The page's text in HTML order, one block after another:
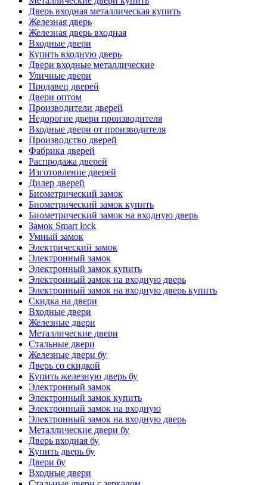
Дверь входная металлическая купить
Железная дверь
Железная дверь входная
Входные двери
Купить входную дверь
Двери входные металлические
Уличные двери
Продавец дверей
Двери оптом
Производители дверей
Недорогие двери производителя
Входные двери от производителя
Производство дверей
Фабрика дверей
Распродажа дверей
Изготовление дверей
Дилер дверей
Биометрический замок
Биометрический замок купить
Биометрический замок на входную дверь
Замок Smart lock
Умный замок
Электрический замок
Электронный замок
Электронный замок купить
Электронный замок на входную дверь
Электронный замок на входную дверь купить
Скидка на двери
Входные двери
Железные двери
Металлические двери
Стальные двери
Железные двери бу
Дверь со скидкой
Купить железную дверь бу
Электронный замок
Электронный замок купить
Электронный замок на входную
Электронный замок на входную дверь
Металлические двери бу
Дверь входная бу
Купить дверь бу
Двери бу
Входные двери